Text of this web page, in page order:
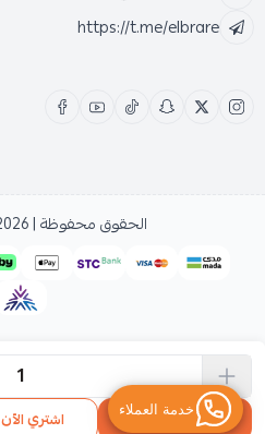
اشتري الآن
https://t.me/elbrare
الحقوق محفوظة | 2026